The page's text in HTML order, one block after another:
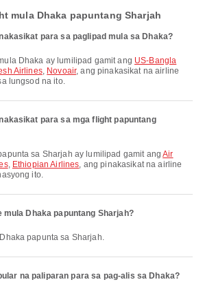
mula Dhaka papuntang Sharjah
para sa paglipad mula sa Dhaka?
Dhaka ay lumilipad gamit ang US-Bangla
Airlines, Novoair, ang pinakasikat na airline
lungsod na ito.
para sa mga flight papuntang
sa Sharjah ay lumilipad gamit angAir
, Ethiopian Airlines, ang pinakasikat na airline
ito.
mula Dhaka papuntang Sharjah?
papunta sa Sharjah.
na paliparan para sa pag-alis sa Dhaka?